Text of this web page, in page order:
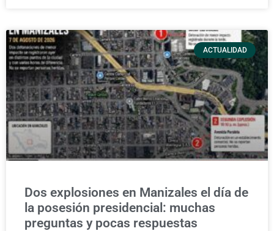
ACTUALIDAD
Dos explosiones en Manizales el día de
la posesión presidencial: muchas
preguntas y pocas respuestas